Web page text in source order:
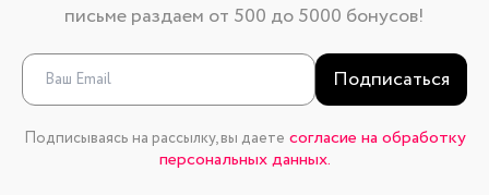
письме раздаем от 500 до 5000 бонусов!
Подписаться
Подписываясь на рассылку, вы даете согласие на обработку
персональных данных.